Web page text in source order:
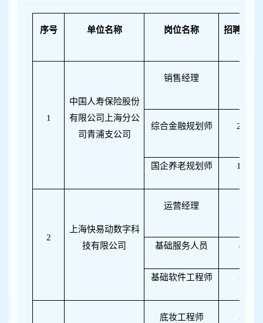
序号 单位名称 岗位名称 招聘人数
1
中国人寿保险股份
有限公司上海分公
司青浦支公司
销售经理 5
综合金融规划师 20
国企养老规划师 10
2
上海快易动数字科
技有限公司
运营经理
基础服务人员 4
基础软件工程师 2
底妆工程师 2